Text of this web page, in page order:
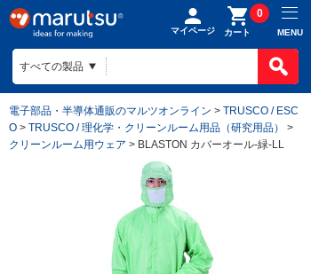
マイページ カート
0
MENU
電子部品・半導体通販のマルツオンライン > TRUSCO / ESC
O > TRUSCO / 理化学・クリーンルーム用品（研究用品）
>
クリーンルーム用ウェア > BLASTON カバーオール-緑-LL